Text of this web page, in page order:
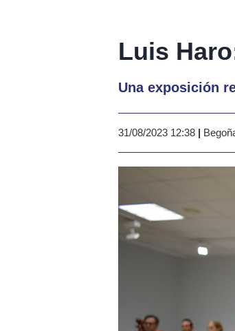
Luis
Una exposición
31/08/2023 12:38 |